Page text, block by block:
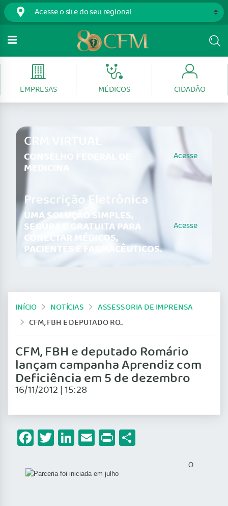
EMPRESAS MÉDICOS CIDADÃO
CRM VIRTUAL
CONSELHO FEDERAL DE
MEDICINA
Acesse
Prescrição Eletrônica
UMA SOLUÇÃO SIMPLES,
SEGURA E GRATUITA PARA
CONECTAR MÉDICOS,
PACIENTES E FARMACÊUTICOS.
Acesse
INÍCIO NOTÍCIAS
ASSESSORIA DE IMPRENSA
CFM, FBH E DEPUTADO ROMÁRIO LANÇAM CAMPANHA APRENDIZ COM DEFICIÊNCIA EM 5 DE DEZEMBRO
CFM, FBH e deputado Romário
lançam campanha Aprendiz com
Deficiência em 5 de dezembro
16/11/2012 | 15:28
Facebook
Twitter
LinkedIn
Email
Print
O